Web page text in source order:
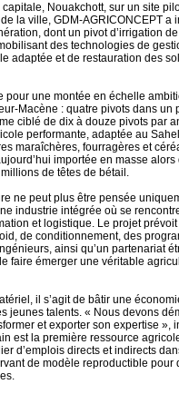
Nouakchott, sur un site
la ville, GDM-AGRICONCEPT a
dont un pivot d’irrigation
des technologies de
adaptée et de restauration des
pour une montée en échelle
Macène : quatre pivots dans un
ciblé de dix à douze pivots par
performante, adaptée au
maraîchères, fourragères et
importée en masse alors
de têtes de bétail.
ne peut plus être pensée
industrie intégrée où se
et logistique. Le projet
de conditionnement, des
ainsi qu’un partenariat
faire émerger une véritable
il s’agit de bâtir une
jeunes talents. « Nous devons
et exporter son expertise »,
est la première ressource
d’emplois directs et indirects
de modèle reproductible pour